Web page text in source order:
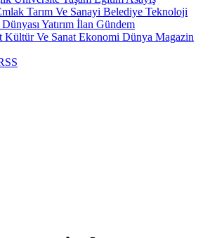
Tarım Ve Sanayi Belediye Teknoloji
Yatırım İlan Gündem
Kültür Ve Sanat Ekonomi Dünya Magazin